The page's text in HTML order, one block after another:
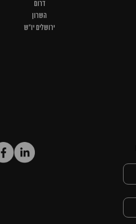
דרום
השרון
ירושלים יו"ש